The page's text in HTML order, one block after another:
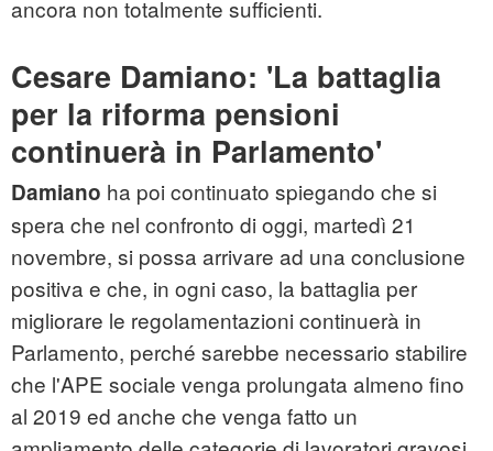
ancora non totalmente sufficienti.
Cesare Damiano: 'La battaglia
per la riforma pensioni
continuerà in Parlamento'
Damiano ha poi continuato spiegando che si
spera che nel confronto di oggi, martedì 21
novembre, si possa arrivare ad una conclusione
positiva e che, in ogni caso, la battaglia per
migliorare le regolamentazioni continuerà in
Parlamento, perché sarebbe necessario stabilire
che l'APE sociale venga prolungata almeno fino
al 2019 ed anche che venga fatto un